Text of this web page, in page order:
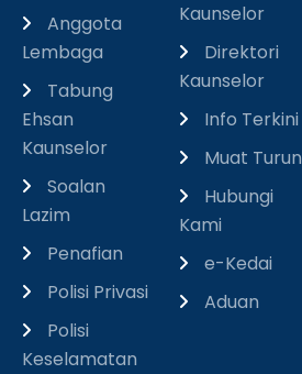
Anggota
Lembaga
Tabung
Ehsan
Kaunselor
Soalan
Lazim
Penafian
Polisi Privasi
Polisi
Keselamatan
Kaunselor
Direktori
Kaunselor
Info Terkini
Muat Turun
Hubungi
Kami
e-Kedai
Aduan